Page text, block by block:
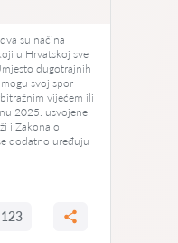
su načina
u Hrvatskoj sve
dugotrajnih
svoj spor
vijećem ili
2025. usvojene
i Zakona o
dodatno uređuju
123